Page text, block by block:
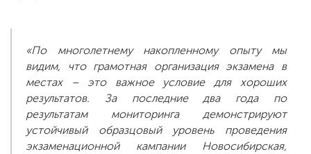
«По многолетнему накопленному опыту мы
видим, что грамотная организация экзамена в
местах – это важное условие для хороших
результатов. За последние два года по
результатам мониторинга демонстрируют
устойчивый образцовый уровень проведения
экзаменационной кампании Новосибирская,